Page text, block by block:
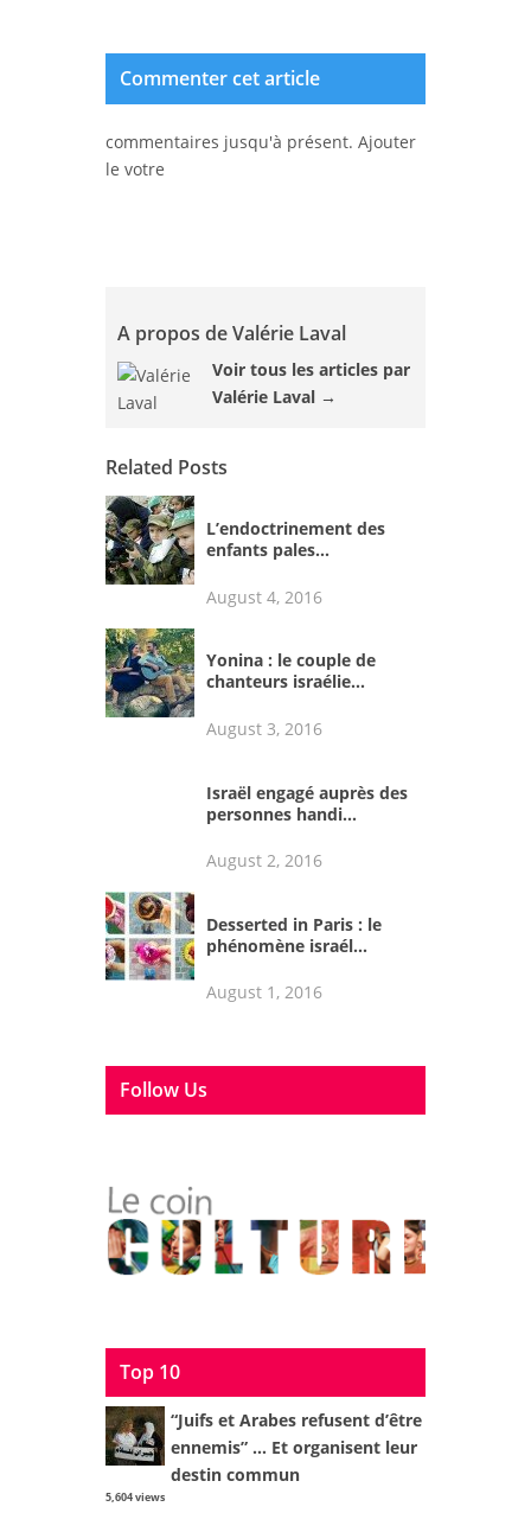
Commenter cet article
commentaires jusqu'à présent. Ajouter
le votre
A propos de Valérie Laval
Voir tous les articles par
Valérie Laval →
Related Posts
L’endoctrinement des
enfants pales...
August 4, 2016
Yonina : le couple de
chanteurs israélie...
August 3, 2016
Israël engagé auprès des
personnes handi...
August 2, 2016
Desserted in Paris : le
phénomène israél...
August 1, 2016
Follow Us
Top 10
“Juifs et Arabes refusent d’être
ennemis” … Et organisent leur
destin commun
5,604 views